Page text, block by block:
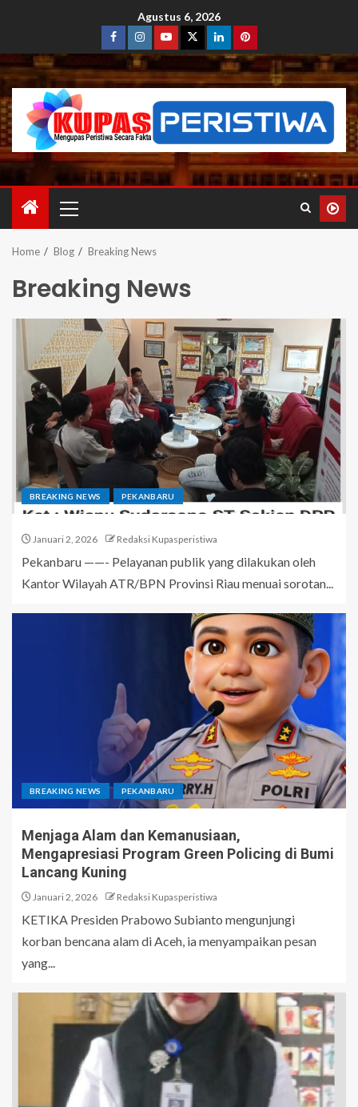
Agustus 6, 2026
Home Blog Breaking News
Breaking News
BREAKING NEWS PEKANBARU
Januari 2, 2026 Redaksi Kupasperistiwa
Pekanbaru ——- Pelayanan publik yang dilakukan oleh
Kantor Wilayah ATR/BPN Provinsi Riau menuai sorotan...
BREAKING NEWS PEKANBARU
Menjaga Alam dan Kemanusiaan,
Mengapresiasi Program Green Policing di Bumi
Lancang Kuning
Januari 2, 2026 Redaksi Kupasperistiwa
KETIKA Presiden Prabowo Subianto mengunjungi
korban bencana alam di Aceh, ia menyampaikan pesan
yang...